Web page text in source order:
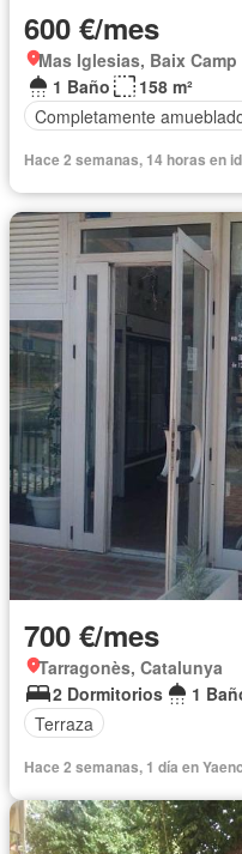
600 €/mes
Mas Iglesias, Baix Camp
1 Baño
158 m²
Completamente
Hace 2 semanas, 14 horas en
700 €/mes
Tarragonès, Catalunya
2 Dormitorios
1
Terraza
Hace 2 semanas, 1 día en